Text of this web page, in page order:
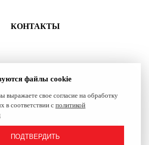
КОНТАКТЫ
Группа ВКонтакте
создан компанией Reset
файлы cookie
выражаете свое согласие на обработку
в соответствии сполитикой
ПОДТВЕРДИТЬ